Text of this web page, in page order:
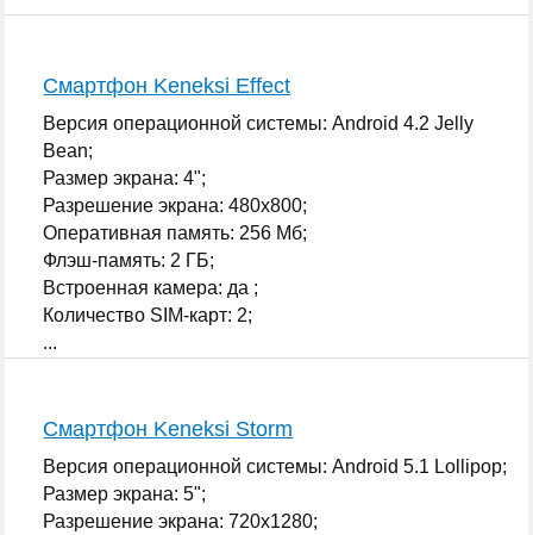
Смартфон Keneksi Effect
Версия операционной системы: Android 4.2 Jelly
Bean;
Размер экрана: 4";
Разрешение экрана: 480x800;
Оперативная память: 256 Мб;
Флэш-память: 2 ГБ;
Встроенная камера: да ;
Количество SIM-карт: 2;
...
Смартфон Keneksi Storm
Версия операционной системы: Android 5.1 Lollipop;
Размер экрана: 5";
Разрешение экрана: 720x1280;